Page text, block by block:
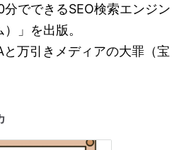
でできるSEO検索エンジン
」を出版。
万引きメディアの大罪（宝